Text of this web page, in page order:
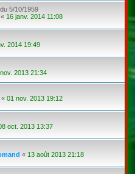
5/10/1959
« 16 janv. 2014 11:08
2014 19:49
2013 21:34
« 01 nov. 2013 19:12
oct. 2013 13:37
« 13 août 2013 21:18